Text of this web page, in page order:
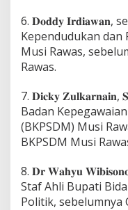
6. 𝐃𝐨𝐝𝐝𝐲 𝐈𝐫𝐝𝐢𝐚𝐰𝐚𝐧,
Kependudukan dan
Musi Rawas,
Rawas.
7. 𝐃𝐢𝐜𝐤𝐲
Badan
(BKPSDM) Musi
BKPSDM Musi
8. 𝐃𝐫 𝐖𝐚𝐡𝐲𝐮
Staf Ahli Bupati
Politik, sebelumnya